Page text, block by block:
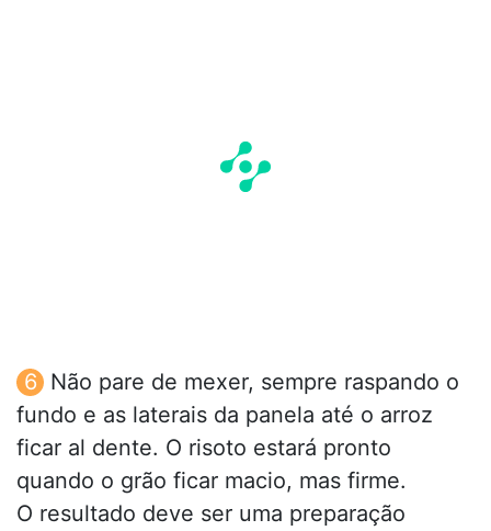
Não pare de mexer, sempre raspando o
fundo e as laterais da panela até o arroz
ficar al dente. O risoto estará pronto
quando o grão ficar macio, mas firme.
O resultado deve ser uma preparação